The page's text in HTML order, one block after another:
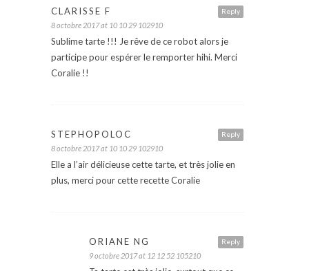
Reply
CLARISSE F
8 octobre 2017 at 10 10 29 102910
Sublime tarte !!! Je rêve de ce robot alors je
participe pour espérer le remporter hihi. Merci
Coralie !!
Reply
STEPHOPOLOC
8 octobre 2017 at 10 10 29 102910
Elle a l’air délicieuse cette tarte, et très jolie en
plus, merci pour cette recette Coralie
Reply
ORIANE NG
9 octobre 2017 at 12 12 52 105210